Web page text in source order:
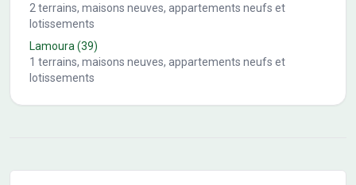
2terrains, maisons neuves, appartements neufs et
lotissements
Lamoura(39)
1 terrains, maisons neuves, appartements neufs et
lotissements